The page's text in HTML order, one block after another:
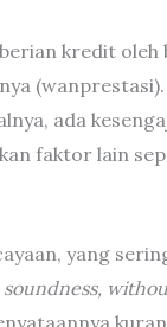
kredit oleh
ada
faktor lain
yang
soundness,